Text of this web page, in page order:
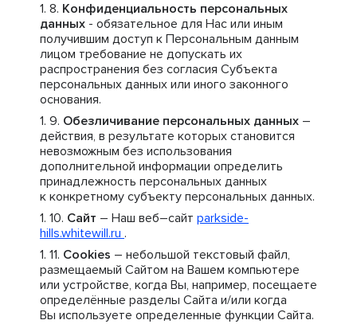
Конфиденциальность персональных
данных - обязательное для Нас или иным
получившим доступ к Персональным данным
лицом требование не допускать их
распространения без согласия Субъекта
персональных данных или иного законного
основания.
Обезличивание персональных данных –
действия, в результате которых становится
невозможным без использования
дополнительной информации определить
принадлежность персональных данных
к конкретному субъекту персональных данных.
Сайт – Наш веб–сайт parkside-
hills.whitewill.ru .
Cookies – небольшой текстовый файл,
размещаемый Сайтом на Вашем компьютере
или устройстве, когда Вы, например, посещаете
определённые разделы Сайта и/или когда
Вы используете определенные функции Сайта.